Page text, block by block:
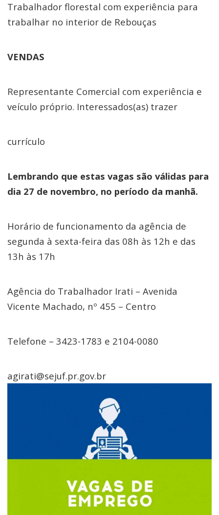
Trabalhador florestal com experiência para
trabalhar no interior de Rebouças
VENDAS
Representante Comercial com experiência e
veículo próprio. Interessados(as) trazer
currículo
Lembrando que estas vagas são válidas para
dia 27 de novembro, no período da manhã.
Horário de funcionamento da agência de
segunda à sexta-feira das 08h às 12h e das
13h às 17h
Agência do Trabalhador Irati – Avenida
Vicente Machado, nº 455 – Centro
Telefone – 3423-1783 e 2104-0080
agirati@sejuf.pr.gov.br